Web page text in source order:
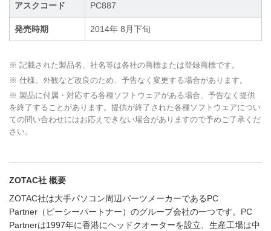
アスクコード PC887
発売時期 2014年 8月下旬
※ 記載された製品名、社名等は各社の商標または登録商標です。
※ 仕様、外観など改良のため、予告なく変更する場合があります。
※ 製品に付属・対応する各種ソフトウェアがある場合、予告なく提供
を終了することがあります。提供が終了された各種ソフトウェアについ
ての問い合わせにはお応えできない場合がありますので予めご了承くだ
さい。
ZOTAC社 概要
ZOTAC社は大手パソコン周辺パーツメーカーであるPC
Partner（ピーシーパートナー）のグループ会社の一つです。PC
Partnerは1997年に香港にヘッドクオーターを設立、生産工場は中